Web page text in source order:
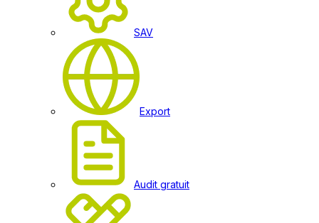
SAV
Export
Audit gratuit